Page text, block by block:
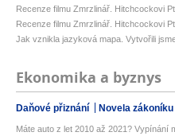
Recenze filmu Zmrzlinář. Hitchcockovi
Recenze filmu Zmrzlinář. Hitchcockovi
Jak vznikla jazyková mapa. Vytvořili
Ekonomika a byznys
Daňové přiznání Novela
Máte auto z let 2010 až 2021? Vypínání